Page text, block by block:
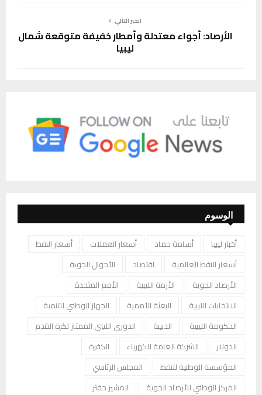
الخبر التالي
الأرصاد: أجواء معتدلة وأمطار خفيفة متوقعة شمال
ليبيا
الوسوم
أخبار ليبيا أسامة حماد أسعار العملات
أسعار النفط
أسعار النفط العالمية
اقتصاد
الأحوال الجوية
الأرصاد الجوية
الأزمة الليبية
الأمم المتحدة
الانتخابات الليبية
البعثة الأممية
الجهاز الوطني للتنمية
الحكومة الليبية
الدبيبة
الدوري الليبي الممتاز لكرة القدم
الدولار
الشركة العامة للكهرباء
الكفرة
المؤسسة الوطنية للنفط
المجلس الرئاسي
المركز الوطني للأرصاد الجوية
المشير حفتر